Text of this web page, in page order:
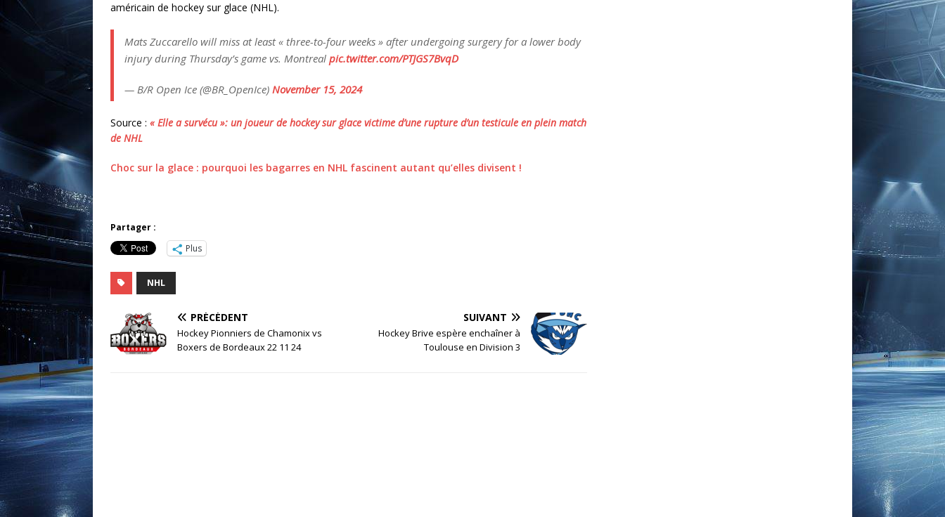
américain de hockey sur glace (NHL).
Mats Zuccarello will miss at least « three-to-four weeks » after undergoing surgery for a lower body
injury during Thursday’s game vs. Montreal pic.twitter.com/PTJGS7BvqD
— B/R Open Ice (@BR_OpenIce) November 15, 2024
Source : « Elle a survécu »: un joueur de hockey sur glace victime d’une rupture d’un testicule en plein match
de NHL
Choc sur la glace : pourquoi les bagarres en NHL fascinent autant qu’elles divisent !
Partager :
Plus
NHL
PRÉCÉDENT
Hockey Pionniers de Chamonix vs
Boxers de Bordeaux 22 11 24
SUIVANT
Hockey Brive espère enchaîner à
Toulouse en Division 3